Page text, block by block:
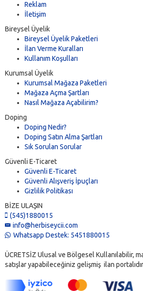
Reklam
İletişim
Bireysel Üyelik
Bireysel Üyelik Paketleri
İlan Verme Kuralları
Kullanım Koşulları
Kurumsal Üyelik
Kurumsal Mağaza Paketleri
Mağaza Açma Şartları
Nasıl Mağaza Açabilirim?
Doping
Doping Nedir?
Doping Satın Alma Şartları
Sık Sorulan Sorular
Güvenli E-Ticaret
Güvenli E-Ticaret
Güvenli Alışveriş İpuçları
Gizlilik Politikası
BİZE ULAŞIN
(545)1880015
info@herbiseycii.com
Whatsapp Destek: 5451880015
ÜCRETSİZ Ulusal ve Bölgesel Kullanılabilir,
satışlar yapabileceğiniz gelişmiş ilan